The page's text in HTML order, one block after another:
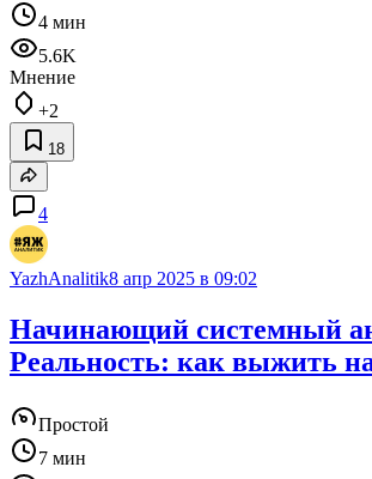
4 мин
5.6K
Мнение
+2
18
4
YazhAnalitik8 апр 2025 в 09:02
Начинающий системный
Реальность: как выжить
Простой
7 мин